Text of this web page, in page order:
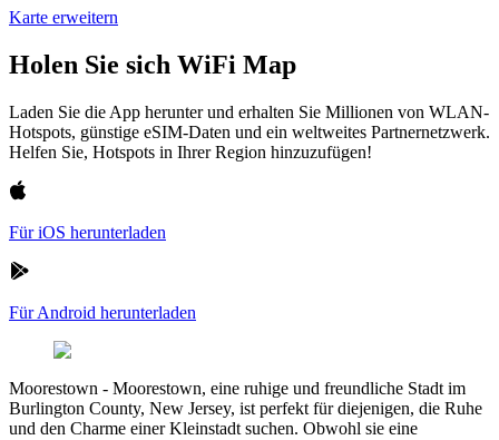
Karte erweitern
Holen Sie sich WiFi Map
Laden Sie die App herunter und erhalten Sie Millionen von WLAN-
Hotspots, günstige eSIM-Daten und ein weltweites Partnernetzwerk.
Helfen Sie, Hotspots in Ihrer Region hinzuzufügen!
Für iOS herunterladen
Für Android herunterladen
Moorestown - Moorestown, eine ruhige und freundliche Stadt im
Burlington County, New Jersey, ist perfekt für diejenigen, die Ruhe
und den Charme einer Kleinstadt suchen. Obwohl sie eine